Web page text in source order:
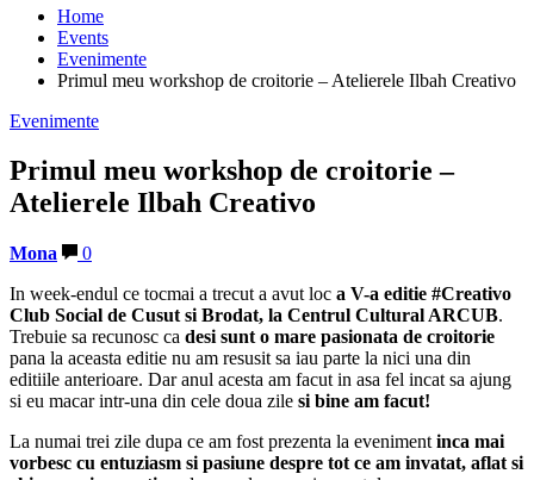
Home
Events
Evenimente
Primul meu workshop de croitorie – Atelierele Ilbah Creativo
Evenimente
Primul meu workshop de croitorie –
Atelierele Ilbah Creativo
Mona
0
In week-endul ce tocmai a trecut a avut loc a V-a editie #Creativo
Club Social de Cusut si Brodat, la Centrul Cultural ARCUB.
Trebuie sa recunosc ca desi sunt o mare pasionata de croitorie
pana la aceasta editie nu am resusit sa iau parte la nici una din
editiile anterioare. Dar anul acesta am facut in asa fel incat sa ajung
si eu macar intr-una din cele doua zile si bine am facut!
La numai trei zile dupa ce am fost prezenta la eveniment inca mai
vorbesc cu entuziasm si pasiune despre tot ce am invatat, aflat si